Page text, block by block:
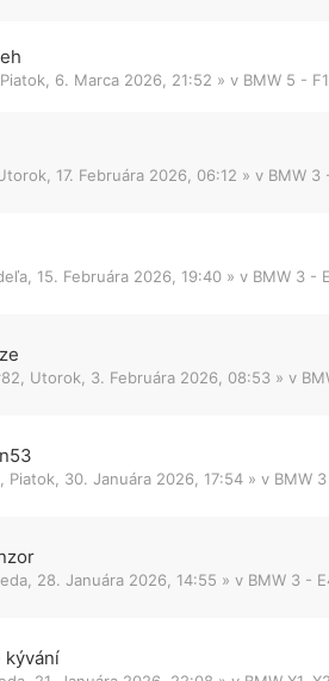
Piatok, 6. Marca 2026, 21:52 » v BMW 5 -
17. Februára 2026, 06:12 » v BMW 3
15. Februára 2026, 19:40 » v BMW 3 -
Utorok, 3. Februára 2026, 08:53 » v
Piatok, 30. Januára 2026, 17:54 » v BMW
28. Januára 2026, 14:55 » v BMW 3 -
kývání